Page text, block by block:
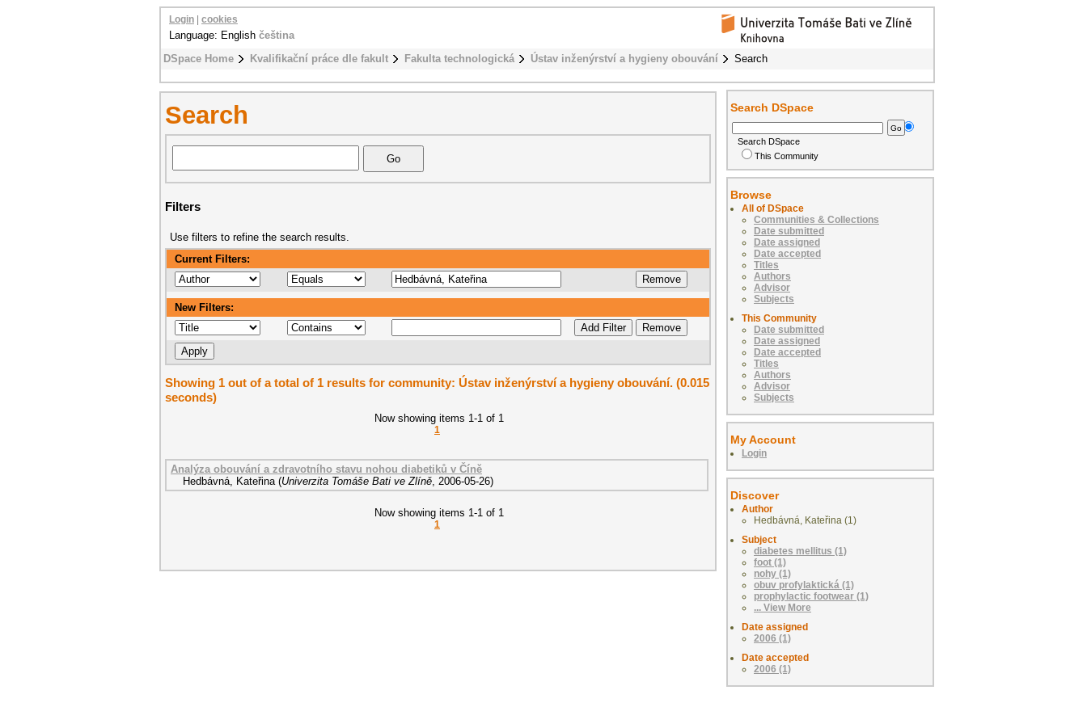
DSpace Home Kvalifikační práce dle fakult Fakulta technologická Ústav inženýrství a hygieny obouvání Search
Login cookies
Language: English čeština
Search
Filters
Use filters to refine the search results.
Current Filters:
New Filters:
Showing 1 out of a total of 1 results for community: Ústav inženýrství a hygieny obouvání. (0.015
seconds)
Now showing items 1-1 of 1
1
Analýza obouvání a zdravotního stavu nohou diabetiků v Číně
Hedbávná, Kateřina (Univerzita Tomáše Bati ve Zlíně 2006-05-26)
Now showing items 1-1 of 1
1
Search DSpace
Search DSpace
This Community
Browse
All of DSpace
Communities & Collections
Date submitted
Date assigned
Date accepted
Titles
Authors
Advisor
Subjects
This Community
Date submitted
Date assigned
Date accepted
Titles
Authors
Advisor
Subjects
My Account
Login
Discover
Author
Hedbávná, Kateřina (1)
Subject
diabetes mellitus (1)
foot (1)
nohy (1)
obuv profylaktická (1)
prophylactic footwear (1)
... View More
Date assigned
2006 (1)
Date accepted
2006 (1)